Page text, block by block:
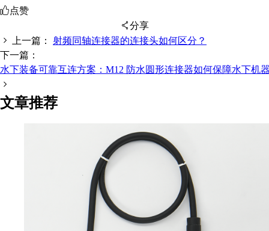
点赞
分享
上一篇： 射频同轴连接器的连接头如何区分？
下一篇：
水下装备可靠互连方案：M12 防水圆形连接器如何保障水下机
文章推荐